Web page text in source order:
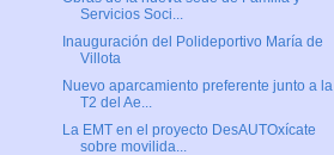
Servicios Soci...
Inauguración del Polideportivo María de
Villota
Nuevo aparcamiento preferente junto a la
T2 del Ae...
La EMT en el proyecto DesAUTOxícate
sobre movilida...